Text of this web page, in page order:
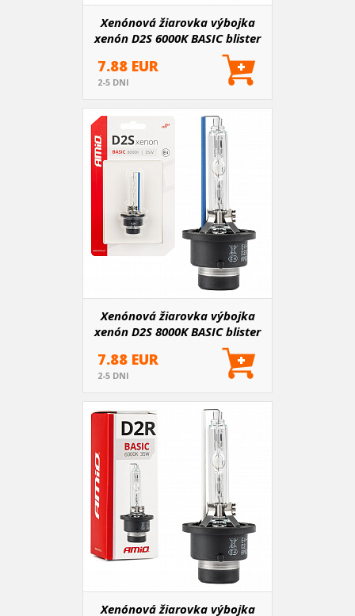
Xenónová žiarovka výbojka
xenón D2S 6000K BASIC blister
7.88 EUR
2-5 DNI
Xenónová žiarovka výbojka
xenón D2S 8000K BASIC blister
7.88 EUR
2-5 DNI
Xenónová žiarovka výbojka